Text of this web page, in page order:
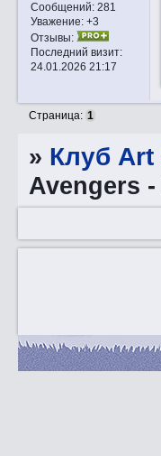
Сообщений:281
Уважение: +3
Отзывы:
Последний визит:
24.01.2026 21:17
Страница: 1
» Клуб Art
Avengers